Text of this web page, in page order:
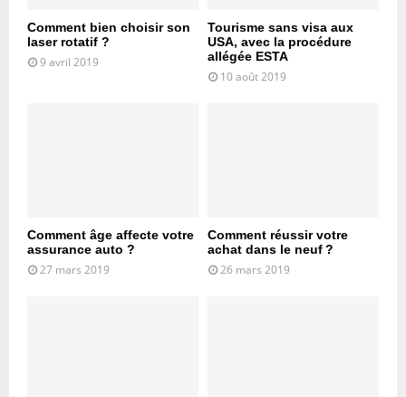
Comment bien choisir son
laser rotatif ?
9 avril 2019
Tourisme sans visa aux
USA, avec la procédure
allégée ESTA
10 août 2019
Comment âge affecte votre
assurance auto ?
27 mars 2019
Comment réussir votre
achat dans le neuf ?
26 mars 2019